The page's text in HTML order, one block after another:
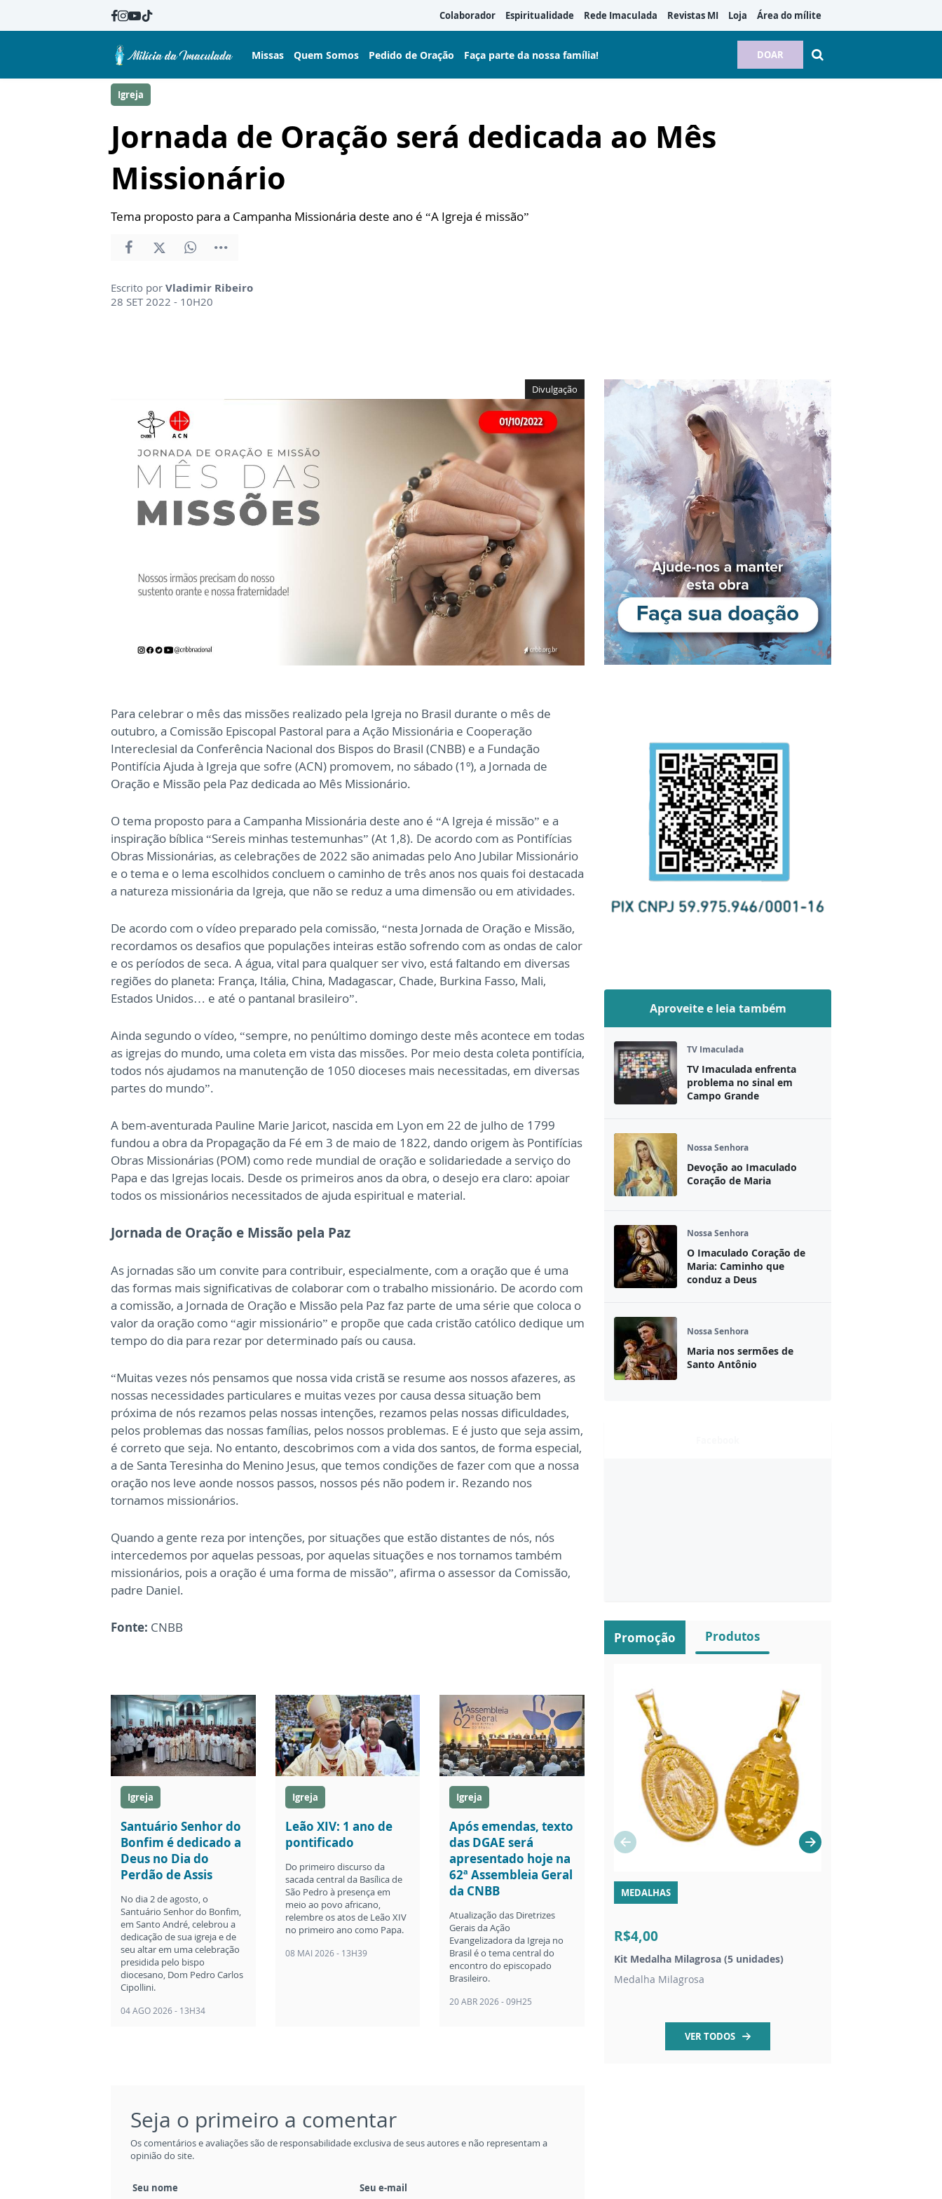
Colaborador Espiritualidade Rede Imaculada Revistas MI Loja Área do mílite
Missas Quem Somos Pedido de Oração Faça parte da nossa família! DOAR
Igreja
Jornada de Oração será dedicada ao Mês
Missionário
Tema proposto para a Campanha Missionária deste ano é “A Igreja é missão”
Escrito por Vladimir Ribeiro
28 SET 2022 - 10H20
Divulgação
Para celebrar o mês das missões realizado pela Igreja no Brasil durante o mês de
outubro, a Comissão Episcopal Pastoral para a Ação Missionária e Cooperação
Intereclesial da Conferência Nacional dos Bispos do Brasil (CNBB) e a Fundação
Pontifícia Ajuda à Igreja que sofre (ACN) promovem, no sábado (1º), a Jornada de
Oração e Missão pela Paz dedicada ao Mês Missionário.
O tema proposto para a Campanha Missionária deste ano é “A Igreja é missão” e a
inspiração bíblica “Sereis minhas testemunhas” (At 1,8). De acordo com as Pontifícias
Obras Missionárias, as celebrações de 2022 são animadas pelo Ano Jubilar Missionário
e o tema e o lema escolhidos concluem o caminho de três anos nos quais foi destacada
a natureza missionária da Igreja, que não se reduz a uma dimensão ou em atividades.
De acordo com o vídeo preparado pela comissão, “nesta Jornada de Oração e Missão,
recordamos os desafios que populações inteiras estão sofrendo com as ondas de calor
e os períodos de seca. A água, vital para qualquer ser vivo, está faltando em diversas
regiões do planeta: França, Itália, China, Madagascar, Chade, Burkina Fasso, Mali,
Estados Unidos… e até o pantanal brasileiro”.
Ainda segundo o vídeo, “sempre, no penúltimo domingo deste mês acontece em todas
as igrejas do mundo, uma coleta em vista das missões. Por meio desta coleta pontifícia,
todos nós ajudamos na manutenção de 1050 dioceses mais necessitadas, em diversas
partes do mundo”.
A bem-aventurada Pauline Marie Jaricot, nascida em Lyon em 22 de julho de 1799
fundou a obra da Propagação da Fé em 3 de maio de 1822, dando origem às Pontifícias
Obras Missionárias (POM) como rede mundial de oração e solidariedade a serviço do
Papa e das Igrejas locais. Desde os primeiros anos da obra, o desejo era claro: apoiar
todos os missionários necessitados de ajuda espiritual e material.
Jornada de Oração e Missão pela Paz
As jornadas são um convite para contribuir, especialmente, com a oração que é uma
das formas mais significativas de colaborar com o trabalho missionário. De acordo com
a comissão, a Jornada de Oração e Missão pela Paz faz parte de uma série que coloca o
valor da oração como “agir missionário” e propõe que cada cristão católico dedique um
tempo do dia para rezar por determinado país ou causa.
“Muitas vezes nós pensamos que nossa vida cristã se resume aos nossos afazeres, as
nossas necessidades particulares e muitas vezes por causa dessa situação bem
próxima de nós rezamos pelas nossas intenções, rezamos pelas nossas dificuldades,
pelos problemas das nossas famílias, pelos nossos problemas. E é justo que seja assim,
é correto que seja. No entanto, descobrimos com a vida dos santos, de forma especial,
a de Santa Teresinha do Menino Jesus, que temos condições de fazer com que a nossa
oração nos leve aonde nossos passos, nossos pés não podem ir. Rezando nos
tornamos missionários.
Quando a gente reza por intenções, por situações que estão distantes de nós, nós
intercedemos por aquelas pessoas, por aquelas situações e nos tornamos também
missionários, pois a oração é uma forma de missão”, afirma o assessor da Comissão,
padre Daniel.
Fonte: CNBB
Igreja
Santuário Senhor do
Bonfim é dedicado a
Deus no Dia do
Perdão de Assis
No dia 2 de agosto, o
Santuário Senhor do Bonfim,
em Santo André, celebrou a
dedicação de sua igreja e de
seu altar em uma celebração
presidida pelo bispo
diocesano, Dom Pedro Carlos
Cipollini.
04 AGO 2026 - 13H34
Igreja
Leão XIV: 1 ano de
pontificado
Do primeiro discurso da
sacada central da Basílica de
São Pedro à presença em
meio ao povo africano,
relembre os atos de Leão XIV
no primeiro ano como Papa.
08 MAI 2026 - 13H39
Igreja
Após emendas, texto
das DGAE será
apresentado hoje na
62ª Assembleia Geral
da CNBB
Atualização das Diretrizes
Gerais da Ação
Evangelizadora da Igreja no
Brasil é o tema central do
encontro do episcopado
Brasileiro.
20 ABR 2026 - 09H25
Seja o primeiro a comentar
Os comentários e avaliações são de responsabilidade exclusiva de seus autores e não representam a
opinião do site.
Seu nome Seu e-mail
Promoção Produtos
MEDALHAS
R$4,00
Kit Medalha Milagrosa (5 unidades)
Medalha Milagrosa
VER TODOS
Aproveite e leia também
TV Imaculada
TV Imaculada enfrenta
problema no sinal em
Campo Grande
Nossa Senhora
Devoção ao Imaculado
Coração de Maria
Nossa Senhora
O Imaculado Coração de
Maria: Caminho que
conduz a Deus
Nossa Senhora
Maria nos sermões de
Santo Antônio